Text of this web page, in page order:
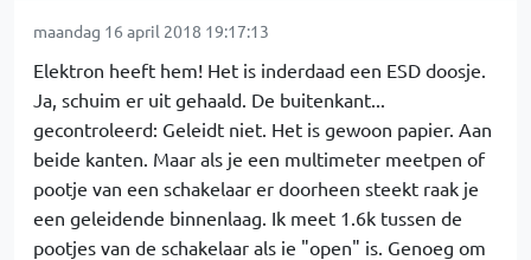
maandag 16 april 2018 19:17:13
Elektron heeft hem! Het is inderdaad een ESD doosje.
Ja, schuim er uit gehaald. De buitenkant...
gecontroleerd: Geleidt niet. Het is gewoon papier. Aan
beide kanten. Maar als je een multimeter meetpen of
pootje van een schakelaar er doorheen steekt raak je
een geleidende binnenlaag. Ik meet 1.6k tussen de
pootjes van de schakelaar als ie "open" is. Genoeg om